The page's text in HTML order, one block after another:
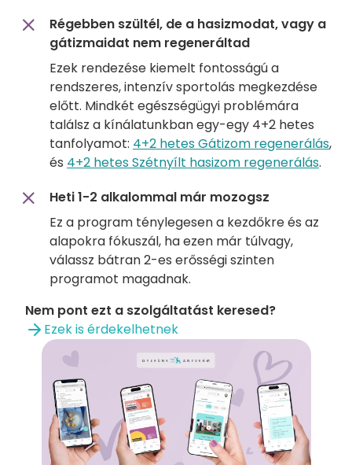
Régebben szültél, de a hasizmodat, vagy a
gátizmaidat nem regeneráltad
Ezek rendezése kiemelt fontosságú a
rendszeres, intenzív sportolás megkezdése
előtt. Mindkét egészségügyi problémára
találsz a kínálatunkban egy-egy 4+2 hetes
tanfolyamot: 4+2 hetes Gátizom regenerálás,
és 4+2 hetes Szétnyílt hasizom regenerálás.
Heti 1-2 alkalommal már mozogsz
Ez a program ténylegesen a kezdőkre és az
alapokra fókuszál, ha ezen már túlvagy,
válassz bátran 2-es erősségi szinten
programot magadnak.
Nem pont ezt a szolgáltatást keresed?
Ezek is érdekelhetnek